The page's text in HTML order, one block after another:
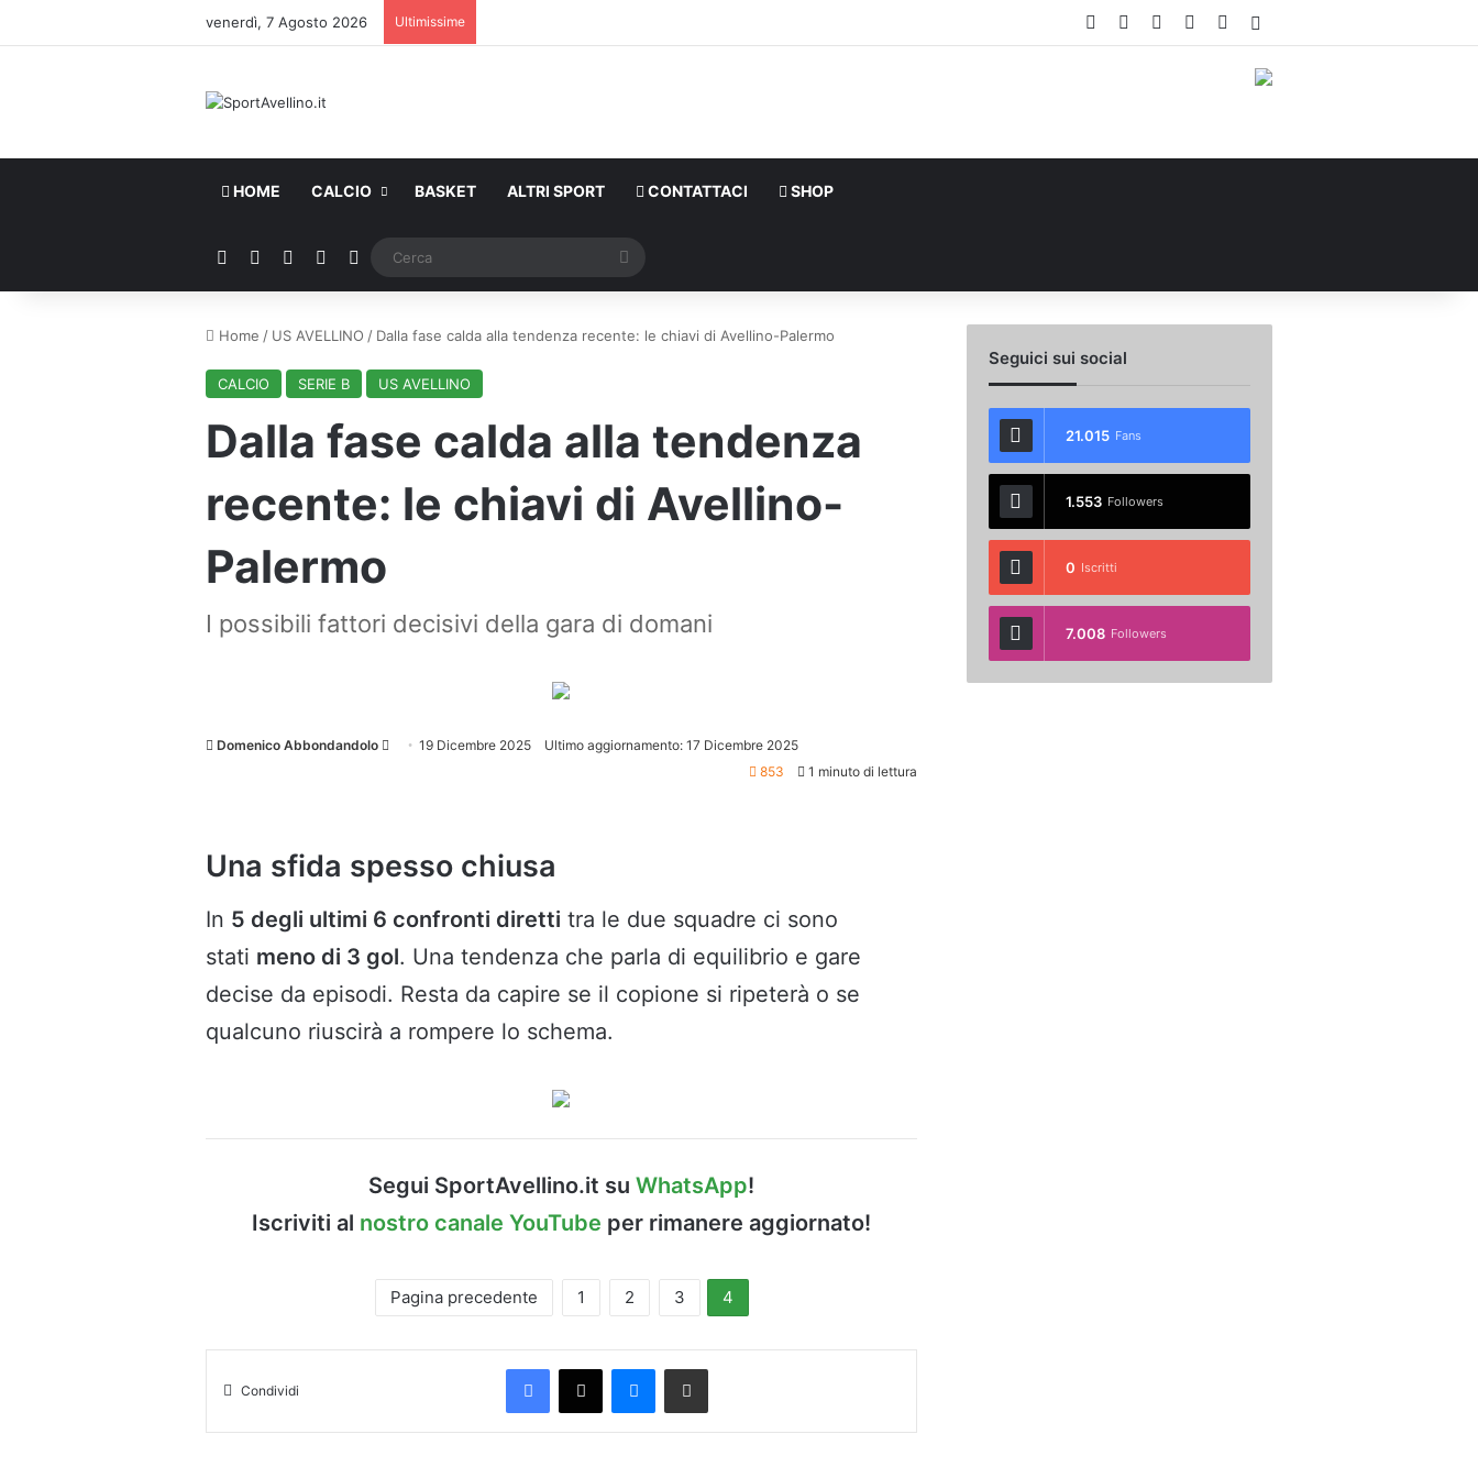
venerdì, 7 Agosto 2026 Ultimissime Facebook You TubeInstagramWhatsApp
HOME CALCIO BASKET ALTRI SPORT CONTATTACI SHOP
Facebook You TubeInstagram
WhatsApp Cerca
Home / US AVELLINO / Dalla fase calda alla tendenza recente: le chiavi di Avellino-Palermo
CALCIO SERIE B US AVELLINO
Dalla fase calda alla tendenza
recente: le chiavi di Avellino-
Palermo
I possibili fattori decisivi della gara di domani
Domenico Abbondandolo
Invia 19 Dicembre 2025
Ultimo aggiornamento: 17 Dicembre 2025
853
1 minuto di lettura
Una sfida spesso chiusa
In 5 degli ultimi 6 confronti diretti tra le due squadre ci sono
stati meno di 3 gol. Una tendenza che parla di equilibrio e gare
decise da episodi. Resta da capire se il copione si ripeterà o se
qualcuno riuscirà a rompere lo schema.
Segui SportAvellino.it su WhatsApp!
Iscriviti al nostro canale YouTube per rimanere aggiornato!
Pagina precedente 1 2 3 4
Condividi
Facebook
X Messenger
Condividi via Email
Seguici sui social
21.015 Fans
1.553 Followers
0 Iscritti
7.008 Followers